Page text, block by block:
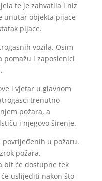
te je zahvatila i niz
unutar objekta pijace
pijace.
vozila. Osim
pomažu i zaposlenici
i vjetar u glavnom
trenutno
požara, a
i njegovo širenje.
povrijeđenih u požaru.
požara.
bit će dostupne tek
uslijediti nakon što